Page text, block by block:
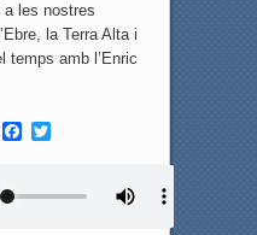
a les nostres
la Terra Alta i
temps amb l’Enric
F
T